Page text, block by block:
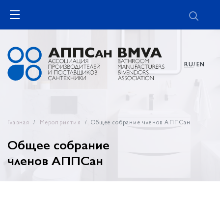
RU/EN
Главная Мероприятия Общее собрание членов АППСан
Общее собрание
членов АППСан